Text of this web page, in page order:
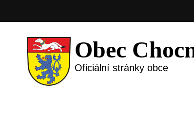
Obec
Oficiální stránky obce